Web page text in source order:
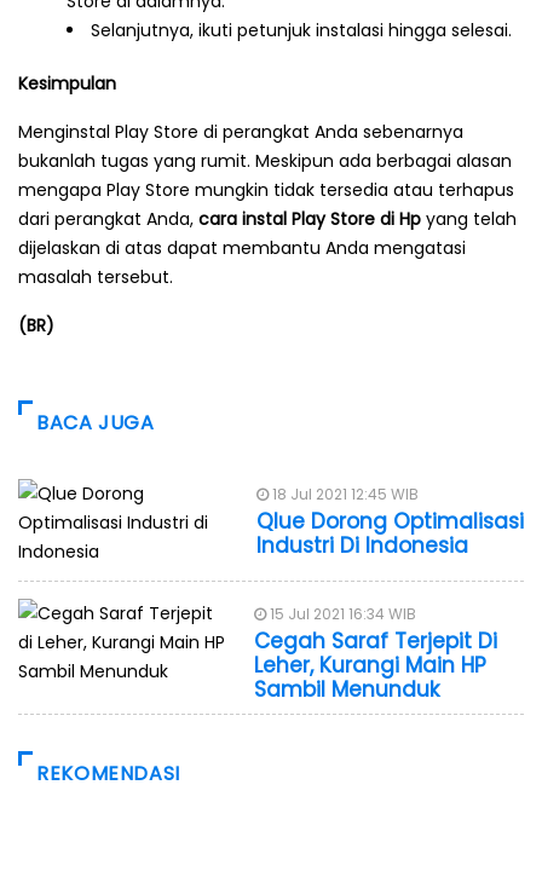
Selanjutnya, ikuti petunjuk instalasi hingga selesai.
Kesimpulan
Menginstal Play Store di perangkat Anda sebenarnya
bukanlah tugas yang rumit. Meskipun ada berbagai alasan
mengapa Play Store mungkin tidak tersedia atau terhapus
dari perangkat Anda, cara instal Play Store di Hp yang telah
dijelaskan di atas dapat membantu Anda mengatasi
masalah tersebut.
(BR)
BACA JUGA
18 Jul 2021 12:45 WIB
Qlue Dorong Optimalisasi
Industri Di Indonesia
15 Jul 2021 16:34 WIB
Cegah Saraf Terjepit Di
Leher, Kurangi Main HP
Sambil Menunduk
REKOMENDASI